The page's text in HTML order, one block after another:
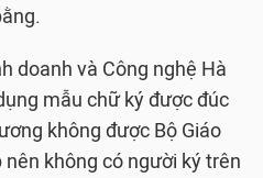
doanh và Công nghệ Hà
mẫu chữ ký được đúc
không được Bộ Giáo
không có người ký trên